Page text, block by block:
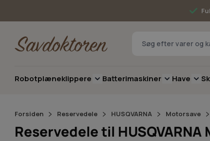
Robotplæneklippere Toggle submenu for
Batterimaskiner Toggle
Have
Forsiden Reservedele HUSQVARNA Motorsave
Reservedele til HUSQVARNA